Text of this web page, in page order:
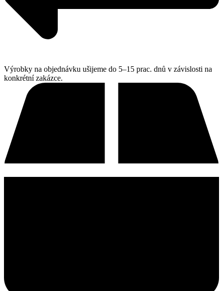
Výrobky na objednávku ušijeme do 5–15 prac. dnů v závislosti na
konkrétní zakázce.